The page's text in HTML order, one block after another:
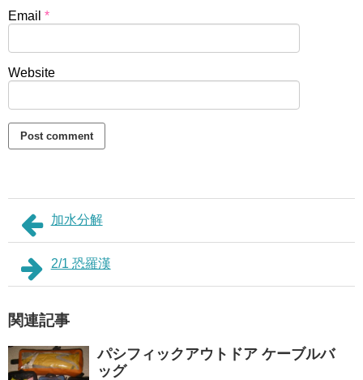
Email *
Website
加水分解
2/1 恐羅漢
関連記事
パシフィックアウトドア ケーブルバ
ッグ